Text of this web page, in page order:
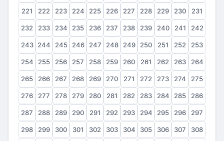
221 222 223 224 225 226 227 228 229 230 231
232 233 234 235 236 237 238 239 240 241 242
243 244 245 246 247 248 249 250 251 252 253
254 255 256 257 258 259 260 261 262 263 264
265 266 267 268 269 270 271 272 273 274 275
276 277 278 279 280 281 282 283 284 285 286
287 288 289 290 291 292 293 294 295 296 297
298 299 300 301 302 303 304 305 306 307 308